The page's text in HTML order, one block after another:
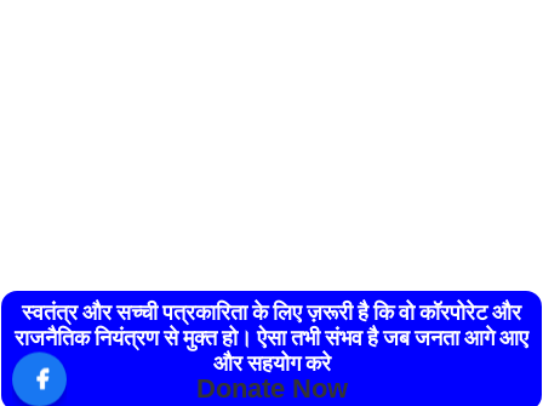
स्वतंत्र और सच्ची पत्रकारिता के लिए ज़रूरी है कि वो कॉरपोरेट और
राजनैतिक नियंत्रण से मुक्त हो। ऐसा तभी संभव है जब जनता आगे आए
और सहयोग करे
Donate Now